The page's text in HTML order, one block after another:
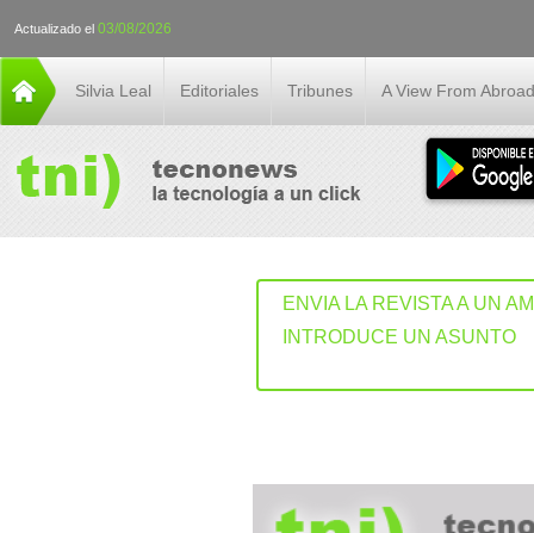
Actualizado el 03/08/2026
Silvia Leal Editoriales Tribunes A View From Abroad
ENVIA LA REVISTA A UN
INTRODUCE UN ASUNTO